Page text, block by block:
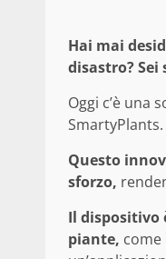
Hai mai
disastro?
Oggi c’è una
SmartyPlants.
Questo
sforzo,
Il dispositivo
piante,